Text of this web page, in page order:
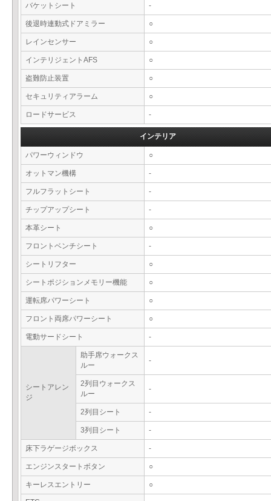
バケットシート -
後退時連動式ドアミラー ○
レインセンサー ○
インテリジェントAFS ○
盗難防止装置 ○
セキュリティアラーム ○
ロードサービス -
インテリア
パワーウィンドウ ○
オットマン機構 -
フルフラットシート -
チップアップシート -
本革シート ○
フロントベンチシート -
シートリフター ○
シートポジションメモリー機能 ○
運転席パワーシート ○
フロント両席パワーシート ○
電動サードシート -
シートアレン
ジ
助手席ウォークス
ルー
-
2列目ウォークス
ルー
-
2列目シート -
3列目シート -
床下ラゲージボックス -
エンジンスタートボタン ○
キーレスエントリー ○